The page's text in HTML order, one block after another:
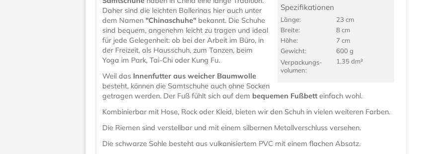
Spezifikationen
Länge:
23 cm
Breite:
8 cm
Höhe:
7 cm
Gewicht:
600 g
Verpackungs­
volumen:
1,35 dm³
Daher sind die leichten Ballerinas hier auch unter
dem Namen"Chinaschuhe" bekannt. Die Schuhe
sind bequem, angenehm leicht zu tragen und ideal
für jede Gelegenheit: ob bei der Arbeit im Büro, in
der Freizeit, als Hausschuh, zum Tanzen, beim
Yoga im Park, Tai-Chi oder Kung Fu.
Weil das Innenfutter aus weicher Baumwolle
besteht, können die Samtschuhe auch ohne Socken
getragen werden. Der Fuß fühlt sich auf dem bequemen Fußbetteinfach wohl.
Kombinierbar mit Hose, Rock oder Kleid, bieten wir den Schuh in vielen weiteren Farben.
Die Riemen sind verstellbar und mit einem silbernen Metallverschluss versehen.
Die schwarze Sohle besteht aus vulkanisiertem PVC mit einem flachen Absatz.